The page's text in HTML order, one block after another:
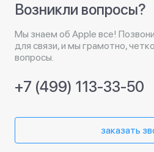
Возникли вопросы?
Мы знаем об Apple все!
для связи, и мы грамотно,
вопросы.
+7 (499) 113-33-50
заказать